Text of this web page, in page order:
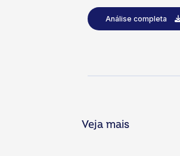
Análise completa
Veja mais